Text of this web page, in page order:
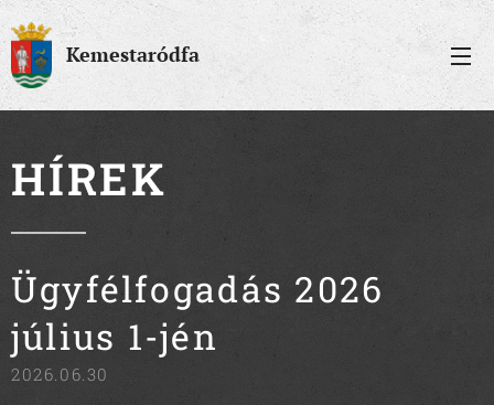
Kemestaródfa
HÍREK
Ügyfélfogadás 2026
július 1-jén
2026.06.30